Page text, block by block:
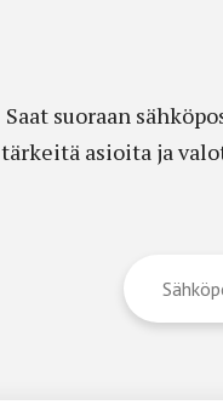
Saat suoraan
tärkeitä asioita ja